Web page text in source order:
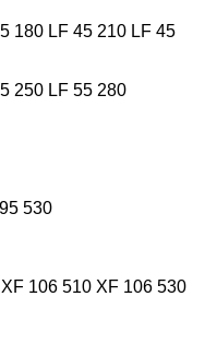
180 LF 45 210 LF 45
250 LF 55 280
530
XF 106 510 XF 106 530